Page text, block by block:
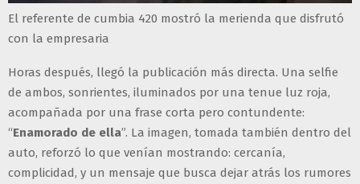
El referente de cumbia 420 mostró la merienda que disfrutó
con la empresaria
Horas después, llegó la publicación más directa. Una selfie
de ambos, sonrientes, iluminados por una tenue luz roja,
acompañada por una frase corta pero contundente:
“Enamorado de ella”. La imagen, tomada también dentro del
auto, reforzó lo que venían mostrando: cercanía,
complicidad, y un mensaje que busca dejar atrás los rumores